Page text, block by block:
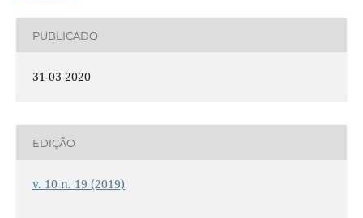
PUBLICADO
31-03-2020
EDIÇÃO
v. 10 n. 19 (2019)